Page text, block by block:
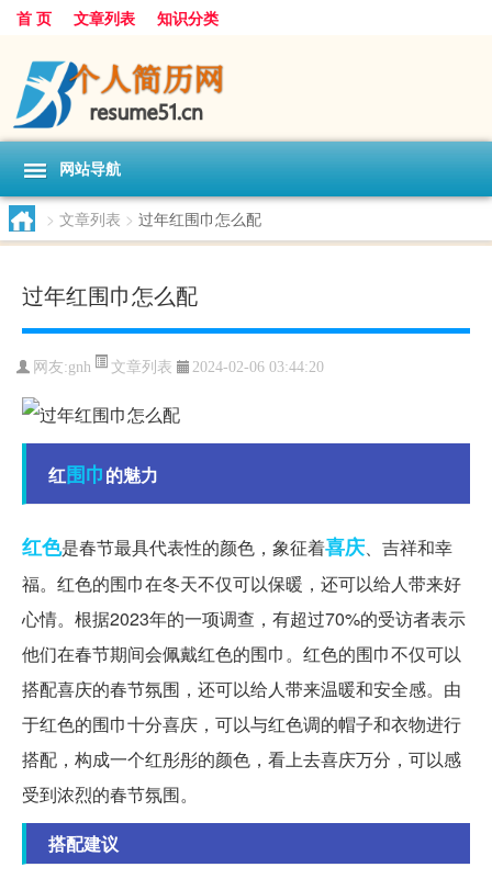
首 页 文章列表 知识分类
网站导航
> 文章列表 > 过年红围巾怎么配
过年红围巾怎么配
网友:gnh 文章列表 2024-02-06 03:44:20
红围巾的魅力
红色是春节最具代表性的颜色，象征着喜庆、吉祥和幸
福。红色的围巾在冬天不仅可以保暖，还可以给人带来好
心情。根据2023年的一项调查，有超过70%的受访者表示
他们在春节期间会佩戴红色的围巾。红色的围巾不仅可以
搭配喜庆的春节氛围，还可以给人带来温暖和安全感。由
于红色的围巾十分喜庆，可以与红色调的帽子和衣物进行
搭配，构成一个红彤彤的颜色，看上去喜庆万分，可以感
受到浓烈的春节氛围。
搭配建议